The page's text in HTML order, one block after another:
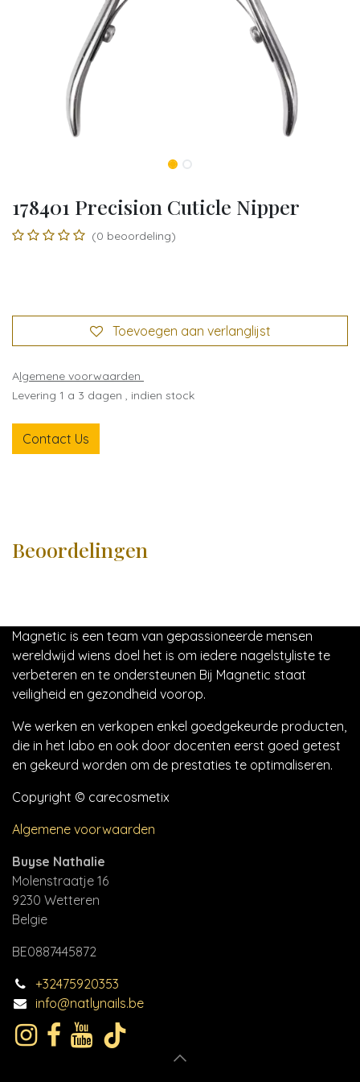
178401 Precision Cuticle Nipper
(0 beoordeling)
Toevoegen aan verlanglijst
Algemene voorwaarden
Levering 1 a 3 dagen , indien stock
Contact Us
Beoordelingen
Magnetic is een team van gepassioneerde mensen
wereldwijd wiens doel het is om iedere nagelstyliste te
verbeteren en te ondersteunen Bij Magnetic staat
veiligheid en gezondheid voorop.
We werken en verkopen enkel goedgekeurde producten,
die in het labo en ook door docenten eerst goed getest
en gekeurd worden om de prestaties te optimaliseren.
Copyright © carecosmetix
Algemene voorwaarden
Buyse Nathalie
Molenstraatje 16
9230 Wetteren
Belgie
BE0887445872
+32475920353
info@natlynails.be